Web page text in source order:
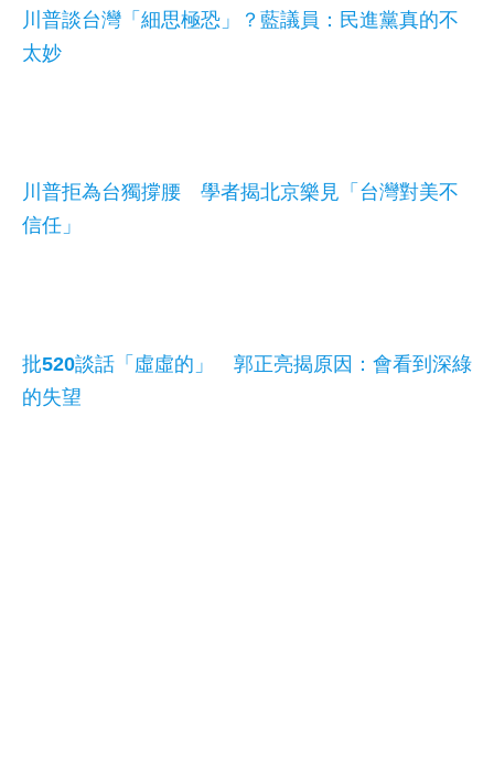
川普談台灣「細思極恐」？藍議員：民進黨真的不
太妙
川普拒為台獨撐腰 學者揭北京樂見「台灣對美不
信任」
批520談話「虛虛的」 郭正亮揭原因：會看到深綠
的失望